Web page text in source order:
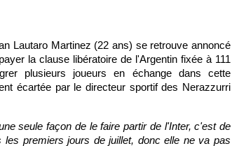
Lautaro Martinez (22 ans) se retrouve annoncé
la clause libératoire de l'Argentin fixée à 111
plusieurs joueurs en échange dans cette
écartée par le directeur sportif des Nerazzurri
seule façon de le faire partir de l'Inter, c'est de
premiers jours de juillet, donc elle ne va pas